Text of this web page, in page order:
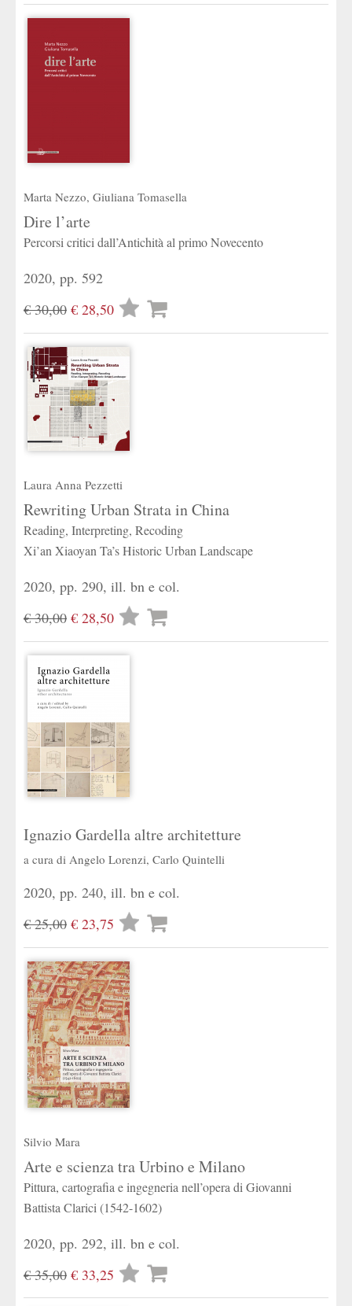
Marta Nezzo, Giuliana Tomasella
Dire l’arte
Percorsi critici dall’Antichità al primo Novecento
2020, pp. 592
€ 30,00 € 28,50 Lista
Laura Anna Pezzetti
Rewriting Urban Strata in China
Reading, Interpreting, Recoding
Xi’an Xiaoyan Ta’s Historic Urban Landscape
2020, pp. 290, ill. bn e col.
€ 30,00 € 28,50 Lista
Ignazio Gardella altre architetture
a cura di Angelo Lorenzi, Carlo Quintelli
2020, pp. 240, ill. bn e col.
€ 25,00 € 23,75 Lista
Silvio Mara
Arte e scienza tra Urbino e Milano
Pittura, cartografia e ingegneria nell’opera di Giovanni
Battista Clarici (1542-1602)
2020, pp. 292, ill. bn e col.
€ 35,00 € 33,25 Lista
desideri